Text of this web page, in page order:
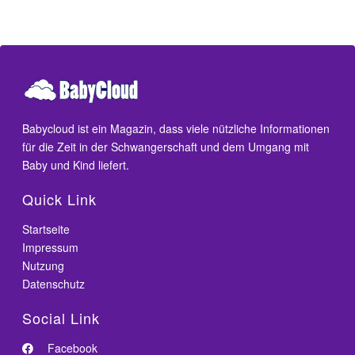
Babycloud ist ein Magazin, dass viele nützliche Informationen
für die Zeit in der Schwangerschaft und dem Umgang mit
Baby und Kind liefert.
Quick Link
Startseite
Impressum
Nutzung
Datenschutz
Social Link
Facebook